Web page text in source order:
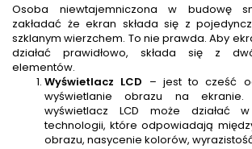
Osoba niewtajemniczona w budowę
zakładać że ekran składa się z
szklanym wierzchem. To nie prawda. Aby
działać prawidłowo, składa się z
elementów.
Wyświetlacz LCD – jest to cześć
wyświetlanie obrazu na ekranie.
wyświetlacz LCD może działać
technologii, które odpowiadają
obrazu, nasycenie kolorów,